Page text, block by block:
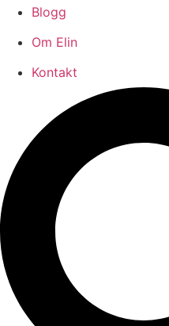
Blogg
Om Elin
Kontakt